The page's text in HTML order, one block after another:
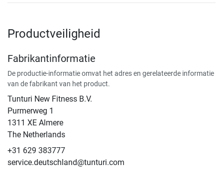
Productveiligheid
Fabrikantinformatie
De productie-informatie omvat het adres en gerelateerde informatie
van de fabrikant van het product.
Tunturi New Fitness B.V.
​Purmerweg 1
1311 XE Almere
The Netherlands
+31 629 383777
service.deutschland@tunturi.com